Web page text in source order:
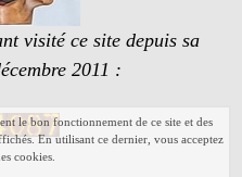
visité ce site depuis sa
2011 :
le bon fonctionnement de ce site et des
En utilisant ce dernier, vous acceptez
cookies.